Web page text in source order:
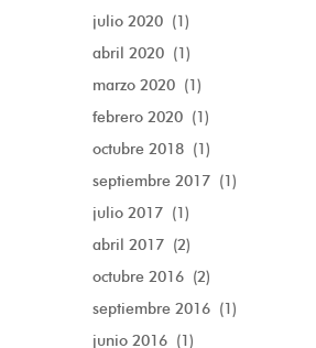
julio 2020 (1)
abril 2020 (1)
marzo 2020 (1)
febrero 2020 (1)
octubre 2018 (1)
septiembre 2017 (1)
julio 2017 (1)
abril 2017 (2)
octubre 2016 (2)
septiembre 2016 (1)
junio 2016 (1)